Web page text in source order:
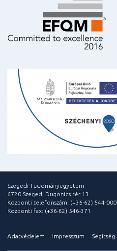
Szegedi Tudományegyetem
6720 Szeged, Dugonics tér 13.
Központi telefonszám: (+36-62) 544-000
Központi fax: (+36-62) 546-371
Adatvédelem Impresszum Segítség